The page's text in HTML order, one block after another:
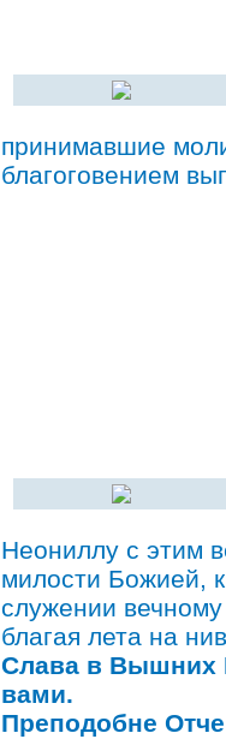
принимавшие
благоговением
Неониллу с этим
милости Божией,
служении
благая лета на
Слава в Вышних
вами.
Преподобне